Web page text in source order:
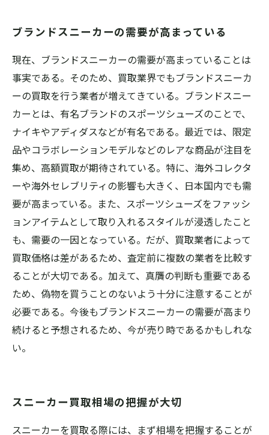
ブランドスニーカーの需要が高まっている
現在、ブランドスニーカーの需要が高まっていることは
事実である。そのため、買取業界でもブランドスニーカ
ーの買取を行う業者が増えてきている。ブランドスニー
カーとは、有名ブランドのスポーツシューズのことで、
ナイキやアディダスなどが有名である。最近では、限定
品やコラボレーションモデルなどのレアな商品が注目を
集め、高額買取が期待されている。特に、海外コレクタ
ーや海外セレブリティの影響も大きく、日本国内でも需
要が高まっている。また、スポーツシューズをファッシ
ョンアイテムとして取り入れるスタイルが浸透したこと
も、需要の一因となっている。だが、買取業者によって
買取価格は差があるため、査定前に複数の業者を比較す
ることが大切である。加えて、真贋の判断も重要である
ため、偽物を買うことのないよう十分に注意することが
必要である。今後もブランドスニーカーの需要が高まり
続けると予想されるため、今が売り時であるかもしれな
い。
スニーカー買取相場の把握が大切
スニーカーを買取る際には、まず相場を把握することが